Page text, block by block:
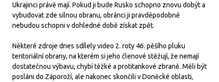
Ukrajinci právě mají. Pokud ji bude Rusko schopno znovu dobýt a
vybudovat zde silnou obranu, obránci ji pravděpodobně
nebudou schopni v dohledné době získat zpět.
Některé zdroje dnes sdílely video 2. roty 46. pěšího pluku
teritoriální obrany, na kterém si jeho členové stěžují, že nemají
dostatečnou výbavu, chybí těžké a protitankové zbraně. Měli být
posláni do Záporoží, ale nakonec skončili v Doněcké oblasti,